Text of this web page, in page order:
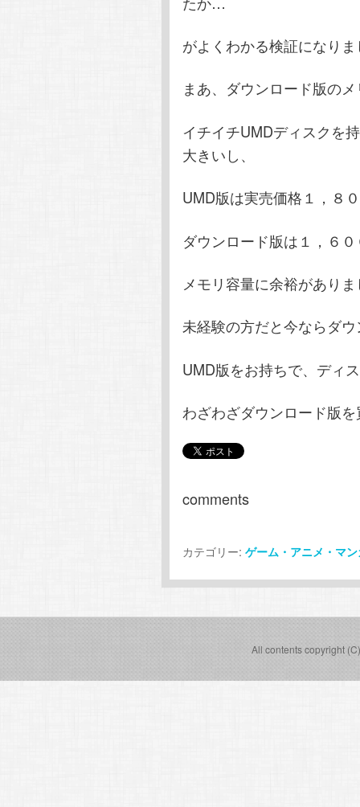
がよくわかる検証になり
まあ、ダウンロード版の
イチイチUMDディスクを
大きいし、
UMD版は実売価格１，８
ダウンロード版は１，６
メモリ容量に余裕があり
未経験の方だと今ならダ
UMD版をお持ちで、ディ
わざわざダウンロード版
comments
カテゴリー: ゲーム・アニメ・マ
All contents copyright